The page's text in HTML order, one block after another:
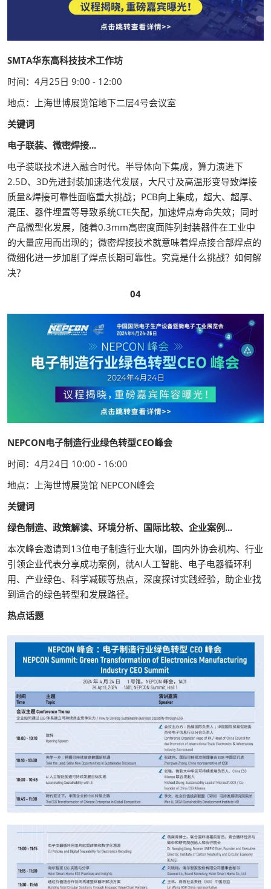
SMTA华东高科技技术工作坊
时间：4月25日 9:00 - 12:00
地点：上海世博展览馆地下二层4号会议室
关键词
电子联装、微密焊接...
电子装联技术进入融合时代。半导体向下集成，算力演进下
2.5D、3D先进封装加速迭代发展，大尺寸及高温形变导致焊接
质量&焊接可靠性面临重大挑战；PCB向上集成，超大、超厚、
混压、器件埋置等导致系统CTE失配，加速焊点寿命失效；同时
产品微型化发展，随着0.3mm高密度面阵列封装器件在工业中
的大量应用而出现的；微密焊接技术就意味着焊点接合部焊点的
微细化进一步加剧了焊点长期可靠性。究竟是什么挑战？如何解
决？
04
NEPCON电子制造行业绿色转型CEO峰会
时间：4月24日 10:00 - 16:00
地点：上海世博展览馆 NEPCON峰会
关键词
绿色制造、政策解读、环境分析、国际比较、企业案例...
本次峰会邀请到13位电子制造行业大咖，国内外协会机构、行业
引领企业代表分享成功案例，就AI人工智能、电子电器循环利
用、产业绿色、科学减碳等热点，深度探讨实践经验，助企业找
到适合的绿色转型和发展路径。
热点话题